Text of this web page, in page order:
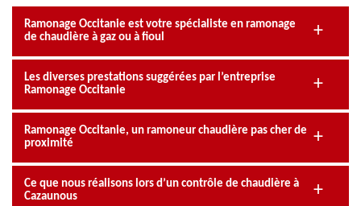
Ramonage Occitanie est votre spécialiste en ramonage
de chaudière à gaz ou à fioul
Les diverses prestations suggérées par l’entreprise
Ramonage Occitanie
Ramonage Occitanie, un ramoneur chaudière pas cher de
proximité
Ce que nous réalisons lors d’un contrôle de chaudière à
Cazaunous